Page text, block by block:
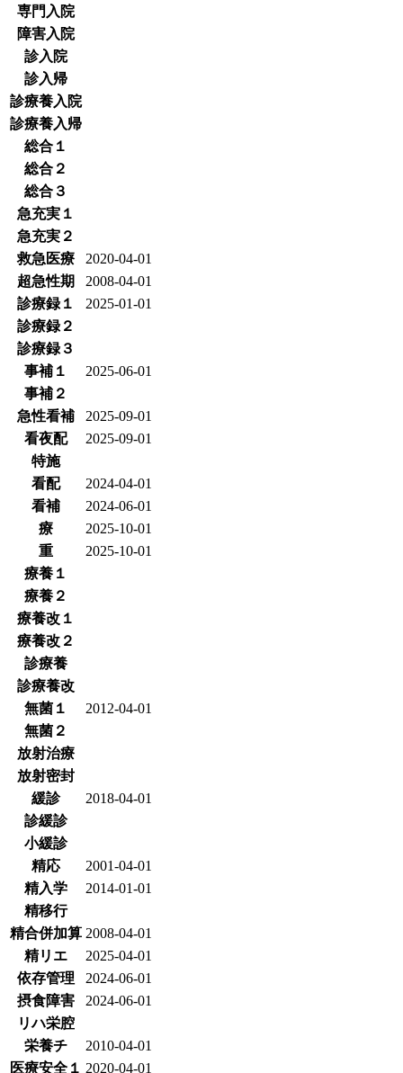
専門入院
障害入院
診入院
診入帰
診療養入院
診療養入帰
総合１
総合２
総合３
急充実１
急充実２
救急医療
2020-04-01
超急性期
2008-04-01
診療録１
2025-01-01
診療録２
診療録３
事補１
2025-06-01
事補２
急性看補
2025-09-01
看夜配
2025-09-01
特施
看配
2024-04-01
看補
2024-06-01
療
2025-10-01
重
2025-10-01
療養１
療養２
療養改１
療養改２
診療養
診療養改
無菌１
2012-04-01
無菌２
放射治療
放射密封
緩診
2018-04-01
診緩診
小緩診
精応
2001-04-01
精入学
2014-01-01
精移行
精合併加算 2008-04-01
精リエ
2025-04-01
依存管理
2024-06-01
摂食障害
2024-06-01
リハ栄腔
栄養チ
2010-04-01
医療安全１ 2020-04-01